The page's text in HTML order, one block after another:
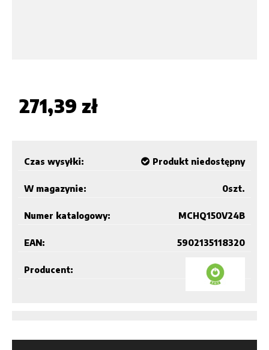
271,39 zł
Czas wysyłki: Produkt niedostępny
W magazynie: szt.
0
Numer katalogowy: MCHQ150V24B
EAN: 5902135118320
Producent: